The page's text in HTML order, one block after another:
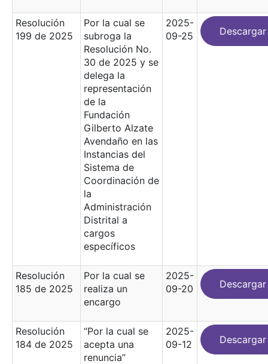
Resolución
199 de 2025
Por la cual se
subroga la
Resolución No.
30 de 2025 y se
delega la
representación
de la
Fundación
Gilberto Alzate
Avendaño en las
Instancias del
Sistema de
Coordinación de
la
Administración
Distrital a
cargos
específicos
2025-
09-25
Descargar
Resolución
185 de 2025
Por la cual se
realiza un
encargo
2025-
09-20
Descargar
Resolución
184 de 2025
“Por la cual se
acepta una
renuncia”
2025-
09-12
Descargar